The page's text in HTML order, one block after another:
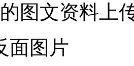
图文资料上
面图片